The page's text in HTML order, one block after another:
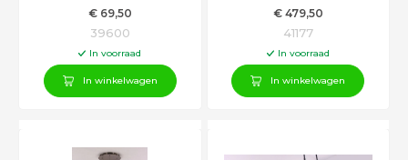
€69,50
39600
In voorraad
In winkelwagen
€479,50
41177
In voorraad
In winkelwagen